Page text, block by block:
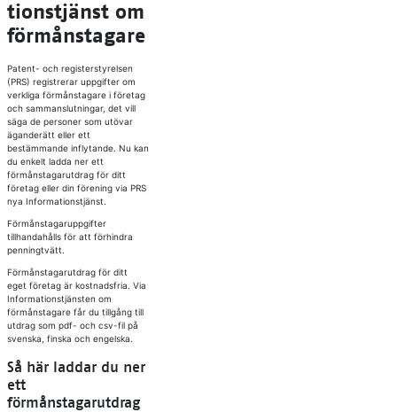
tionst­jänst om
förmåns­ta­ga­re
Patent- och registerstyrelsen
(PRS) registrerar uppgifter om
verkliga förmånstagare i företag
och sammanslutningar, det vill
säga de personer som utövar
äganderätt eller ett
bestämmande inflytande. Nu kan
du enkelt ladda ner ett
förmånstagarutdrag för ditt
företag eller din förening via PRS
nya Informationstjänst.
Förmånstagaruppgifter
tillhandahålls för att förhindra
penningtvätt.
Förmånstagarutdrag för ditt
eget företag är kostnadsfria. Via
Informationstjänsten om
förmånstagare får du tillgång till
utdrag som pdf- och csv-fil på
svenska, finska och engelska.
Så här laddar du ner
ett
förmånstagarutdrag